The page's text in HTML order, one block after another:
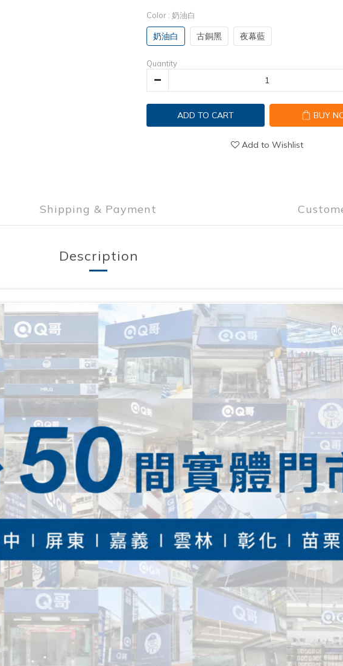
Color : 奶油白
奶油白 古銅黑 夜幕藍
Quantity
ADD TO CART BUY
Add to Wishlist
Shipping & Payment
Description